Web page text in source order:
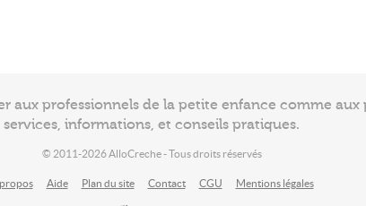
aux professionnels de la petite enfance comme aux
services, informations, et conseils pratiques.
© 2011-2026 AlloCreche - Tous droits réservés
Aide Plan du site Contact CGU Mentions légales